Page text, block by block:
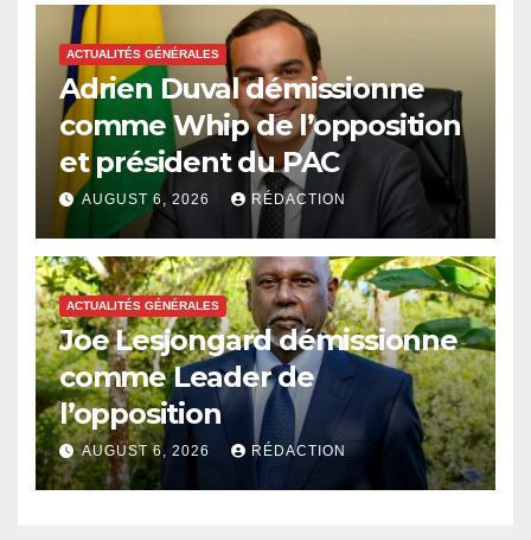
ACTUALITÉS GÉNÉRALES
Adrien Duval démissionne
comme Whip de l’opposition
et président du PAC
AUGUST 6, 2026 RÉDACTION
ACTUALITÉS GÉNÉRALES
Joe Lesjongard démissionne
comme Leader de
l’opposition
AUGUST 6, 2026 RÉDACTION